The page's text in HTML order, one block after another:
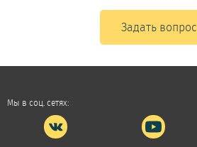
Задать вопрос
Мы в соц. сетях: